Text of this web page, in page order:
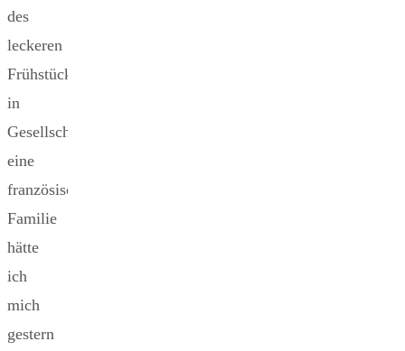
des
leckeren
Frühstücks
in
Gesellschaft
eine
französischen
Familie
hätte
ich
mich
gestern